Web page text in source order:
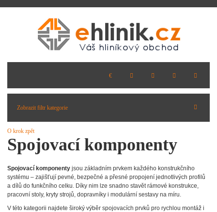
Zobrazit filtr kategorie
O krok zpět
Spojovací komponenty
Spojovací komponenty jsou základním prvkem každého konstrukčního
systému – zajišťují pevné, bezpečné a přesné propojení jednotlivých profilů
a dílů do funkčního celku. Díky nim lze snadno stavět rámové konstrukce,
pracovní stoly, kryty strojů, dopravníky i modulární sestavy na míru.
V této kategorii najdete široký výběr spojovacích prvků pro rychlou montáž i